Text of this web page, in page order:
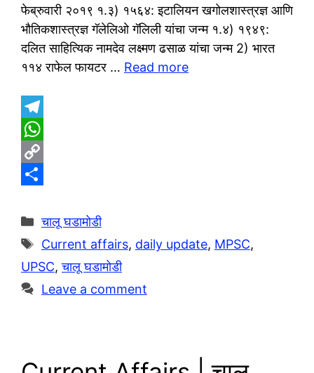
फेब्रुवारी २०१९ १.३) १५६४: इटालियन खगोलशास्त्रज्ञ आणि
भौतिकशास्त्रज्ञ गॅलेलिओ गॅलिली यांचा जन्म १.४) १९४९:
दलित साहित्यिक नामदेव लक्ष्मण ढसाळ यांचा जन्म 2) भारत
११४ राफेल फायटर … Read more
T
e
g
r
a
m
W
h
t
s
A
p
C
p
y
L
i
h
a
r
e
Categories
चालू घडामोडी
Tags
Current affairs, daily update, MPSC,
UPSC,चालू घडामोडी
Leave a comment